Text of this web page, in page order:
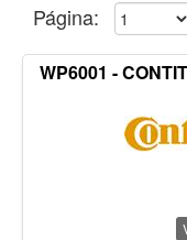
Página:
WP6001 -